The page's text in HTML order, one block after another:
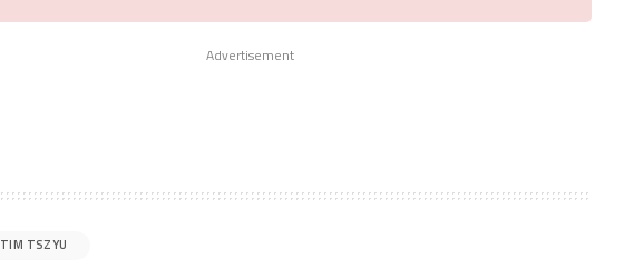
Advertisement
TIM TSZYU